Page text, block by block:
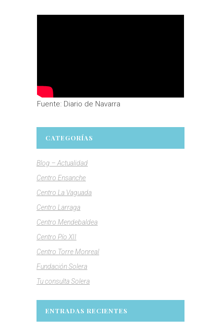
Fuente: Diario de Navarra
CATEGORÍAS
Blog – Actualidad
Centro Ensanche
Centro La Vaguada
Centro Larraga
Centro Mendebaldea
Centro Pío XII
Centro Torre Monreal
Fundación Solera
Tu consulta Solera
ENTRADAS RECIENTES